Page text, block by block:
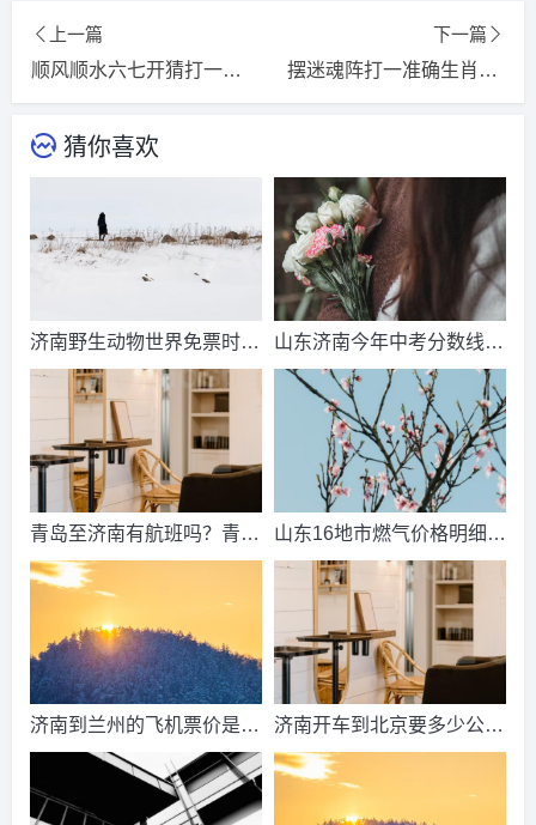
上一篇
顺风顺水六七开猜打一精选准确生肖，词语释义落实解释
下一篇
摆迷魂阵打一准确生肖，词语揭晓释义落实
猜你喜欢
济南野生动物世界免票时
间？济南动物王国票价？
山东济南今年中考分数线出
来了吗？济南中考总分多
青岛至济南有航班吗？青岛
到济南的高铁票多钱？
山东16地市燃气价格明细？
2021山东天然气费收费标
济南到兰州的飞机票价是多
少？济南到兰州飞机要多
久？
济南开车到北京要多少公
里、时间、过路费、油钱？